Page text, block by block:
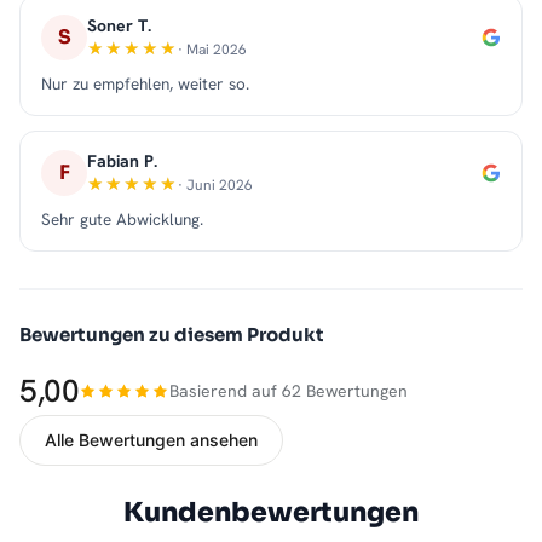
S Soner T.
· Mai 2026
Nur zu empfehlen, weiter so.
F Fabian P.
· Juni 2026
Sehr gute Abwicklung.
Bewertungen zu diesem Produkt
5,00 Basierend auf 62 Bewertungen
Alle Bewertungen ansehen
Kundenbewertungen